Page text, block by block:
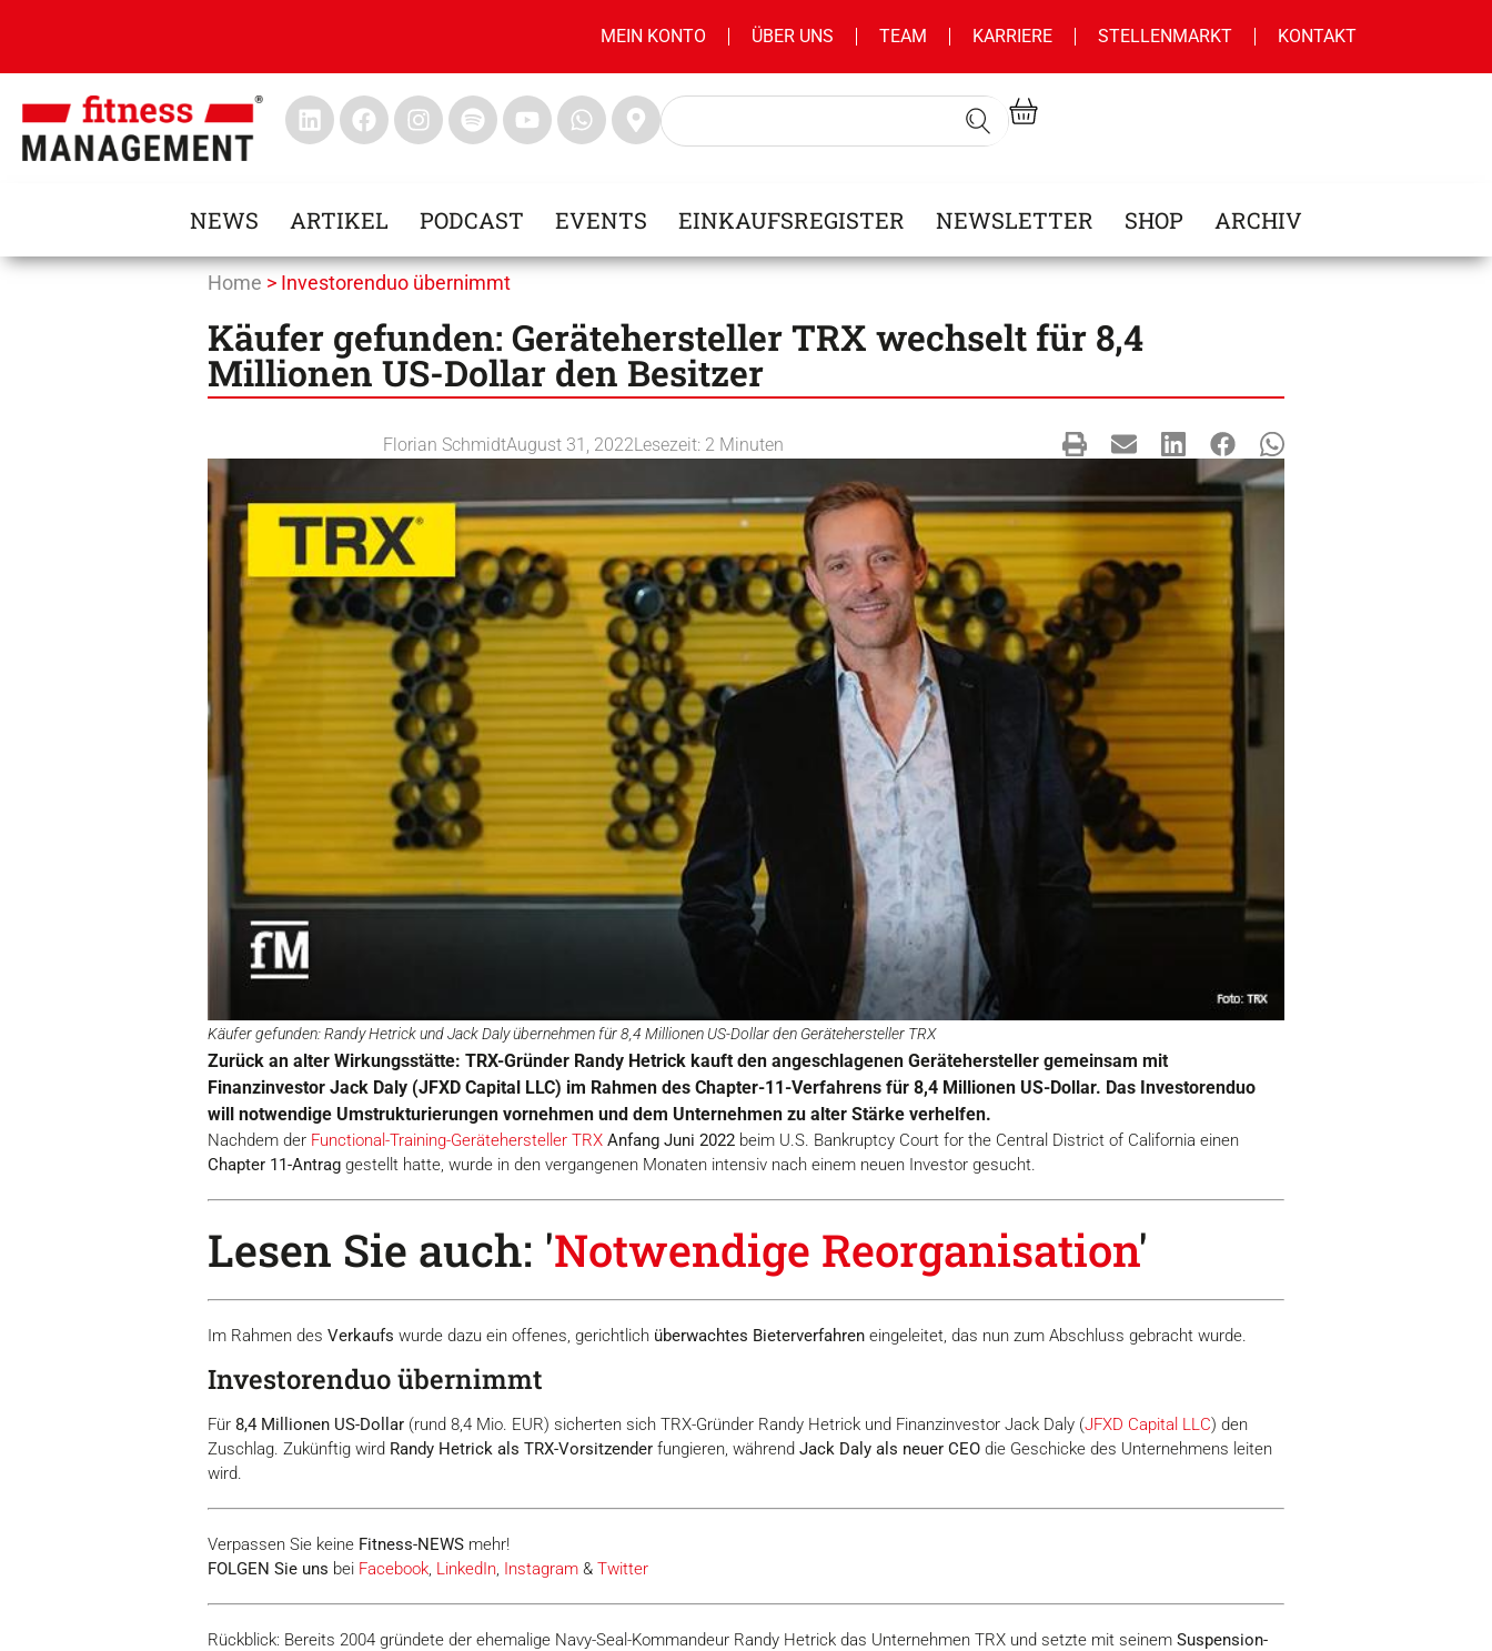
MEIN KONTO ÜBER UNS TEAM KARRIERE STELLENMARKT KONTAKT
NEWS ARTIKEL PODCAST EVENTS EINKAUFSREGISTER NEWSLETTER SHOP ARCHIV
Home > Investorenduo übernimmt
Käufer gefunden: Gerätehersteller TRX wechselt für 8,4
Millionen US-Dollar den Besitzer
Florian SchmidtAugust 31, 2022Lesezeit: 2 Minuten
Käufer gefunden: Randy Hetrick und Jack Daly übernehmen für 8,4 Millionen US-Dollar den Gerätehersteller TRX
Zurück an alter Wirkungsstätte: TRX-Gründer Randy Hetrick kauft den angeschlagenen Gerätehersteller gemeinsam mit
Finanzinvestor Jack Daly (JFXD Capital LLC) im Rahmen des Chapter-11-Verfahrens für 8,4 Millionen US-Dollar. Das Investorenduo
will notwendige Umstrukturierungen vornehmen und dem Unternehmen zu alter Stärke verhelfen.
Nachdem der Functional-Training-Gerätehersteller TRX Anfang Juni 2022 beim U.S. Bankruptcy Court for the Central District of California einen
Chapter 11-Antrag gestellt hatte, wurde in den vergangenen Monaten intensiv nach einem neuen Investor gesucht.
Lesen Sie auch: 'Notwendige Reorganisation'
Im Rahmen des Verkaufs wurde dazu ein offenes, gerichtlich überwachtes Bieterverfahren eingeleitet, das nun zum Abschluss gebracht wurde.
Investorenduo übernimmt
Für 8,4 Millionen US-Dollar (rund 8,4 Mio. EUR) sicherten sich TRX-Gründer Randy Hetrick und Finanzinvestor Jack Daly (JFXD Capital LLC) den
Zuschlag. Zukünftig wird Randy Hetrick als TRX-Vorsitzender fungieren, während Jack Daly als neuer CEO die Geschicke des Unternehmens leiten
wird.
Verpassen Sie keine Fitness-NEWS mehr!
FOLGEN Sie uns bei Facebook, LinkedIn, Instagram & Twitter
Rückblick: Bereits 2004 gründete der ehemalige Navy-Seal-Kommandeur Randy Hetrick das Unternehmen TRX und setzte mit seinem Suspension-